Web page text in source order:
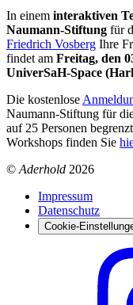
In einem interaktiven
Naumann-Stiftung für
Friedrich Vosberg Ihre
findet am Freitag, den
UniverSaH-Space
Die kostenlose
Naumann-Stiftung für
auf 25 Personen
Workshops finden Sie
© Aderhold 2026
Impressum
Datenschutz
Cookie-